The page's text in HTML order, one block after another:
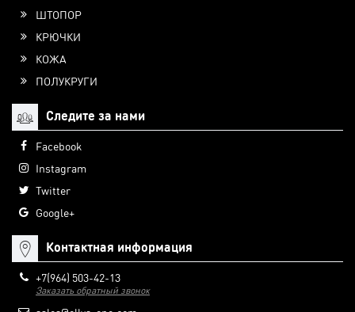
ШТОПОР
КРЮЧКИ
КОЖА
ПОЛУКРУГИ
Следите за нами
Facebook
Instagram
Twitter
Google+
Контактная информация
+7(964) 503-42-13
Заказать обратный звонок